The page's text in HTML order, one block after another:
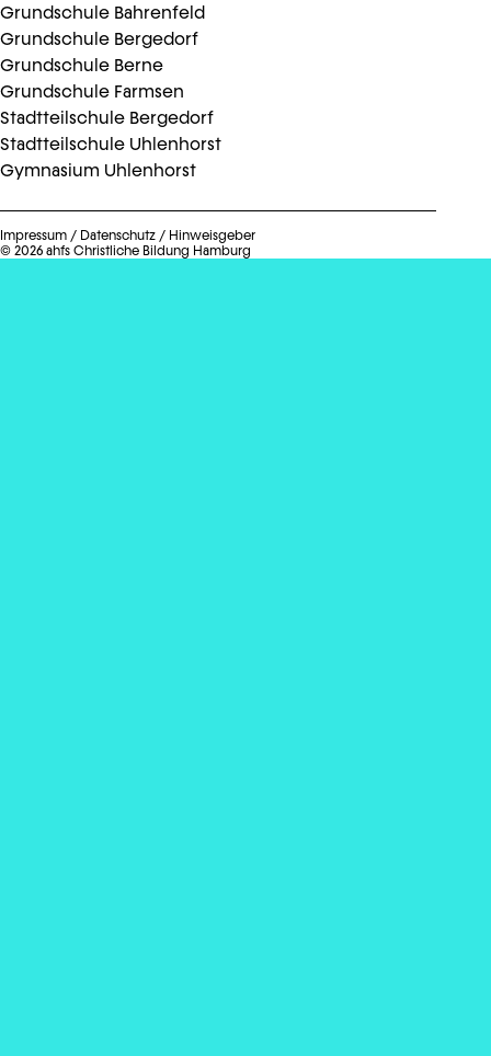
Grundschule Bahrenfeld
Grundschule Bergedorf
Grundschule Berne
Grundschule Farmsen
Stadtteilschule Bergedorf
Stadtteilschule Uhlenhorst
Gymnasium Uhlenhorst
© 2026 ahfs Christliche Bildung Hamburg
Impressum / Datenschutz / Hinweisgeber